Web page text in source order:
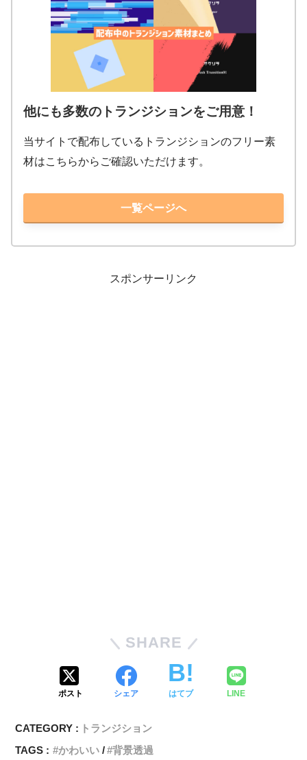
他にも多数のトランジションをご用意！
当サイトで配布しているトランジションのフリー素
材はこちらからご確認いただけます。
一覧ページへ
スポンサーリンク
SHARE
ポスト シェア はてブ LINE
CATEGORY : トランジション
TAGS :
かわいい 背景透過